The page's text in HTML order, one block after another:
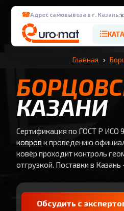
Адрес самовывоза в г. Казань:
Главная
КАЗАНИ
Сертификация по ГОСТ Р ИСО
ковров к проведению
ковёр проходит контроль
отгрузкой. Поставки в
Обсудить с